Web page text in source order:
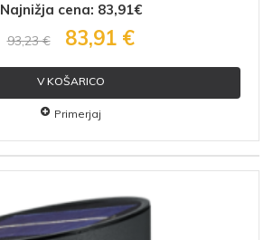
Najnižja cena: 83,91€
93,23 € 83,91 €
V KOŠARICO
Primerjaj